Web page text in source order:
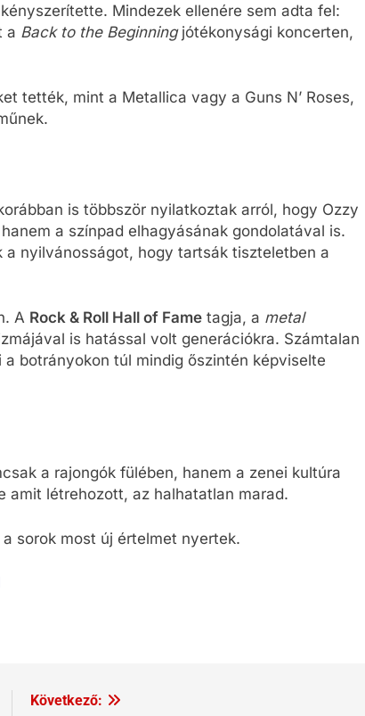
Mindezek ellenére sem adta fel:
a Back to the Beginningjótékonysági koncerten,
tették, mint a Metallica vagy a Guns N’ Roses,
is többször nyilatkoztak arról, hogy Ozzy
a színpad elhagyásának gondolatával is.
nyilvánosságot, hogy tartsák tiszteletben a
A Rock & Roll Hall of Fame tagja, a metal
is hatással volt generációkra. Számtalan
botrányokon túl mindig őszintén képviselte
a rajongók fülében, hanem a zenei kultúra
amit létrehozott, az halhatatlan marad.
sorok most új értelmet nyertek.
Következő: